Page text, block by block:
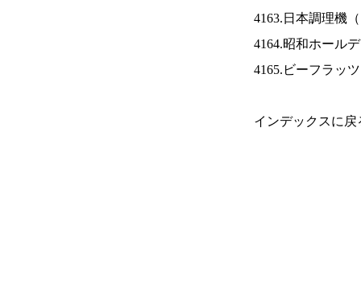
4163.日本調理機（
4164.昭和ホール
4165.ビーフラッ
インデックスに戻